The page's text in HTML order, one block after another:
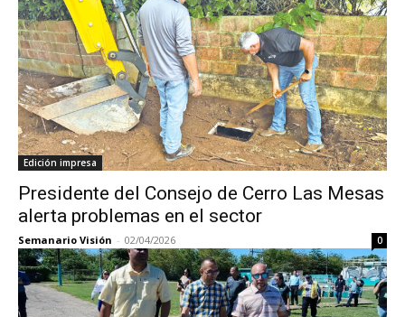
Edición impresa
Presidente del Consejo de Cerro Las Mesas
alerta problemas en el sector
Semanario Visión - 02/04/2026 0